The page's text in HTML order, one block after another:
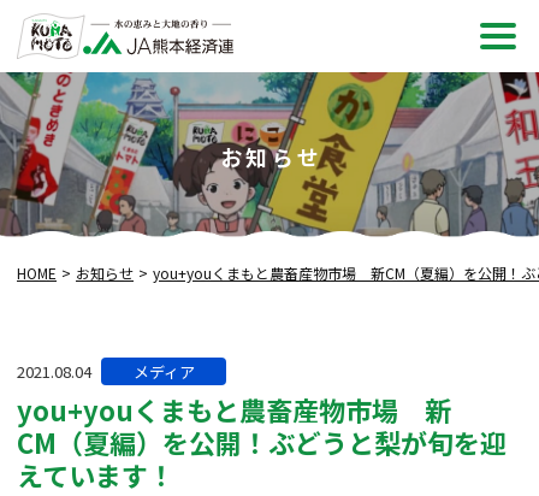
メ
ニ
お知らせ
HOME お知らせ you+youくまもと農畜産物市場 新CM（夏編）を公開！ぶ
2021.08.04 カ
テ
ゴ
リー:
メディア
you+youくまもと農畜産物市場 新
CM（夏編）を公開！ぶどうと梨が旬を迎
えています！